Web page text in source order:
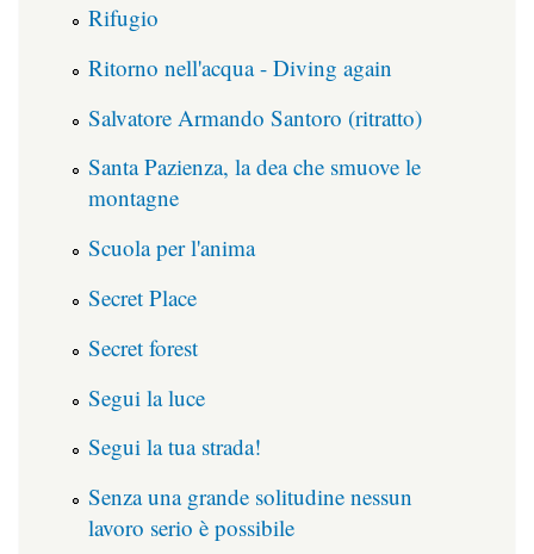
Rifugio
Ritorno nell'acqua - Diving again
Salvatore Armando Santoro (ritratto)
Santa Pazienza, la dea che smuove le
montagne
Scuola per l'anima
Secret Place
Secret forest
Segui la luce
Segui la tua strada!
Senza una grande solitudine nessun
lavoro serio è possibile